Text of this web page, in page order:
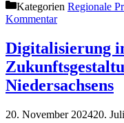
Kategorien Regionale
Kommentar
Digitalisierung
Niedersachsens
20. November 202420.